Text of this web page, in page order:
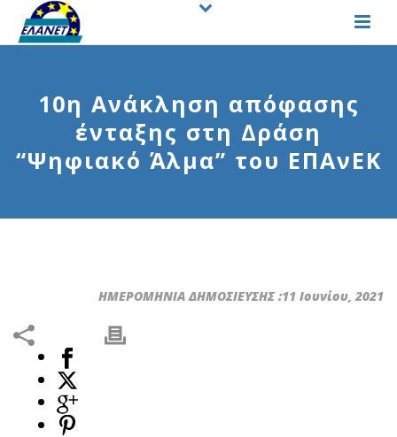
10η Ανάκληση απόφασης
ένταξης στη Δράση
“Ψηφιακό Άλμα” του ΕΠΑνΕΚ
ΗΜΕΡΟΜΗΝΙΑ ΔΗΜΟΣΙΕΥΣΗΣ :11 Ιουνίου, 2021